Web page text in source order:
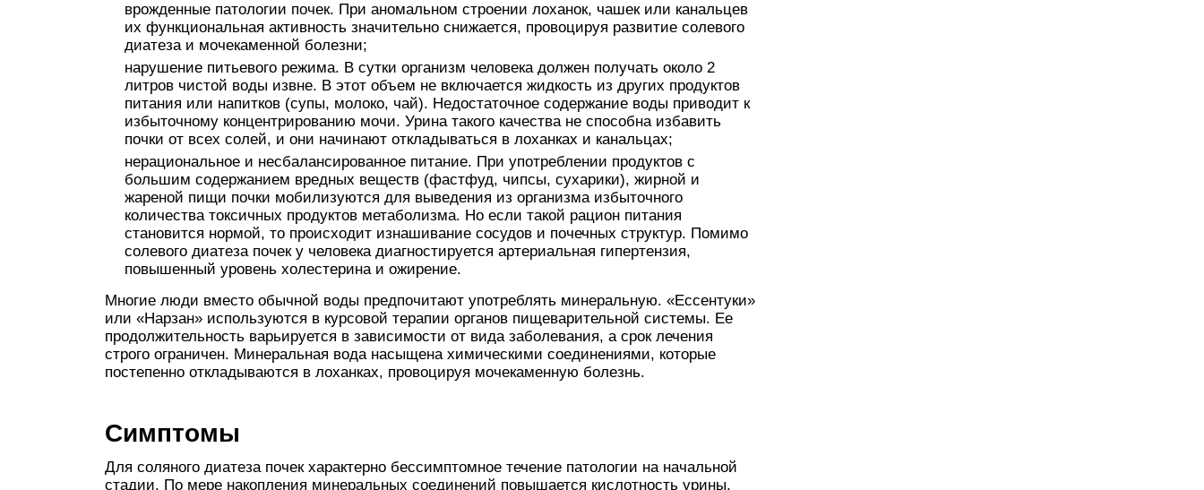
врожденные патологии почек. При аномальном строении лоханок, чашек или канальцев
их функциональная активность значительно снижается, провоцируя развитие солевого
диатеза и мочекаменной болезни;
нарушение питьевого режима. В сутки организм человека должен получать около 2
литров чистой воды извне. В этот объем не включается жидкость из других продуктов
питания или напитков (супы, молоко, чай). Недостаточное содержание воды приводит к
избыточному концентрированию мочи. Урина такого качества не способна избавить
почки от всех солей, и они начинают откладываться в лоханках и канальцах;
нерациональное и несбалансированное питание. При употреблении продуктов с
большим содержанием вредных веществ (фастфуд, чипсы, сухарики), жирной и
жареной пищи почки мобилизуются для выведения из организма избыточного
количества токсичных продуктов метаболизма. Но если такой рацион питания
становится нормой, то происходит изнашивание сосудов и почечных структур. Помимо
солевого диатеза почек у человека диагностируется артериальная гипертензия,
повышенный уровень холестерина и ожирение.
Многие люди вместо обычной воды предпочитают употреблять минеральную. «Ессентуки»
или «Нарзан» используются в курсовой терапии органов пищеварительной системы. Ее
продолжительность варьируется в зависимости от вида заболевания, а срок лечения
строго ограничен. Минеральная вода насыщена химическими соединениями, которые
постепенно откладываются в лоханках, провоцируя мочекаменную болезнь.
Симптомы
Для соляного диатеза почек характерно бессимптомное течение патологии на начальной
стадии. По мере накопления минеральных соединений повышается кислотность урины,